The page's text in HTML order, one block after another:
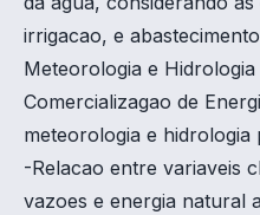
irrigacao, e
Meteorologia e Hidrologia
Comercializagao de
meteorologia e
-Relacao entre variaveis
vazoes e energia natural